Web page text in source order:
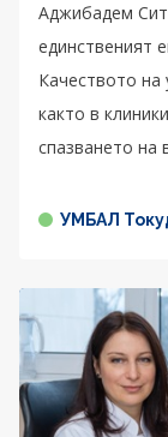
Аджибадем
единственият
Качеството на
както в
спазването на
УМБАЛ